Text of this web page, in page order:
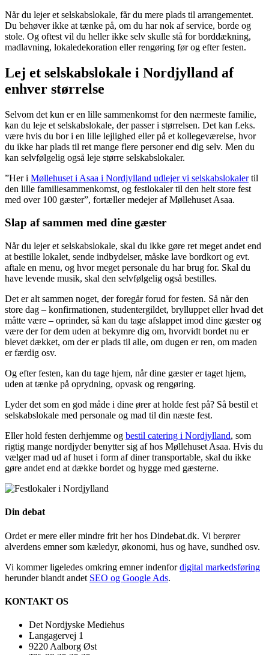
Når du lejer et selskabslokale, får du mere plads til arrangementet.
Du behøver ikke at tænke på, om du har nok af service, borde og
stole. Og oftest vil du heller ikke selv skulle stå for borddækning,
madlavning, lokaledekoration eller rengøring før og efter festen.
Lej et selskabslokale i Nordjylland af
enhver størrelse
Selvom det kun er en lille sammenkomst for den nærmeste familie,
kan du leje et selskabslokale, der passer i størrelsen. Det kan f.eks.
være hvis du bor i en lille lejlighed eller på et kollegeværelse, hvor
du ikke har plads til ret mange flere personer end dig selv. Men du
kan selvfølgelig også leje større selskabslokaler.
”Her i Møllehuset i Asaa i Nordjylland udlejer vi selskabslokalertil
den lille familiesammenkomst, og festlokaler til den helt store fest
med over 100 gæster”, fortæller medejer af Møllehuset Asaa.
Slap af sammen med dine gæster
Når du lejer et selskabslokale, skal du ikke gøre ret meget andet end
at bestille lokalet, sende indbydelser, måske lave bordkort og evt.
aftale en menu, og hvor meget personale du har brug for. Skal du
have levende musik, skal den selvfølgelig også bestilles.
Det er alt sammen noget, der foregår forud for festen. Så når den
store dag – konfirmationen, studentergildet, brylluppet eller hvad det
måtte være – oprinder, så kan du tage afslappet imod dine gæster og
være der for dem uden at bekymre dig om, hvorvidt bordet nu er
blevet dækket, om der er plads til alle, om dugen er ren, om maden
er færdig osv.
Og efter festen, kan du tage hjem, når dine gæster er taget hjem,
uden at tænke på oprydning, opvask og rengøring.
Lyder det som en god måde i dine ører at holde fest på? Så bestil et
selskabslokale med personale og mad til din næste fest.
Eller hold festen derhjemme og bestil catering i Nordjylland, som
rigtig mange nordjyder benytter sig af hos Møllehuset Asaa. Hvis du
vælger mad ud af huset i form af diner transportable, skal du ikke
gøre andet end at dække bordet og hygge med gæsterne.
Din debat
Ordet er mere eller mindre frit her hos Dindebat.dk. Vi berører
alverdens emner som kæledyr, økonomi, hus og have, sundhed osv.
Vi kommer ligeledes omkring emner indenfordigital markedsføring
herunder blandt andet SEO og Google Ads.
KONTAKT OS
Det Nordjyske Mediehus
Langagervej 1
9220 Aalborg Øst